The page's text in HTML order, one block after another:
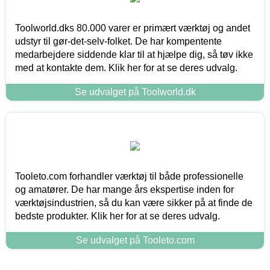
Toolworld.dks 80.000 varer er primært værktøj og andet
udstyr til gør-det-selv-folket. De har kompentente
medarbejdere siddende klar til at hjælpe dig, så tøv ikke
med at kontakte dem. Klik her for at se deres udvalg.
Se udvalget på Toolworld.dk
Tooleto.com forhandler værktøj til både professionelle
og amatører. De har mange års ekspertise inden for
værktøjsindustrien, så du kan være sikker på at finde de
bedste produkter. Klik her for at se deres udvalg.
Se udvalget på Tooleto.com